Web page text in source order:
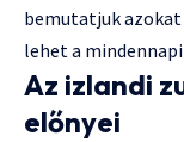
bemutatjuk
lehet a
Az izlandi
előnyei